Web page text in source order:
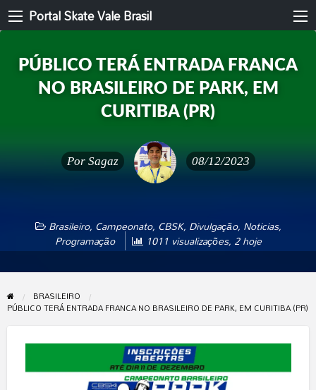
Portal Skate Vale Brasil
PÚBLICO TERÁ ENTRADA FRANCA
NO BRASILEIRO DE PARK, EM
CURITIBA (PR)
Por Sagaz 08/12/2023
Brasileiro, Campeonato, CBSK, Divulgação, Noticias,
Programação 1011 visualizações, 2 hoje
BRASILEIRO
PÚBLICO TERÁ ENTRADA FRANCA NO BRASILEIRO DE PARK, EM CURITIBA (PR)